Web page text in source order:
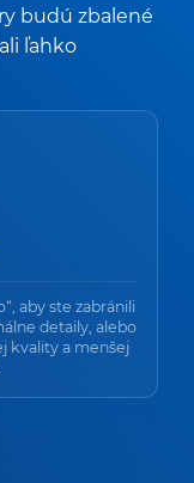
budú zbalené
ľahko
aby ste zabránili
detaily, alebo
kvality a menšej